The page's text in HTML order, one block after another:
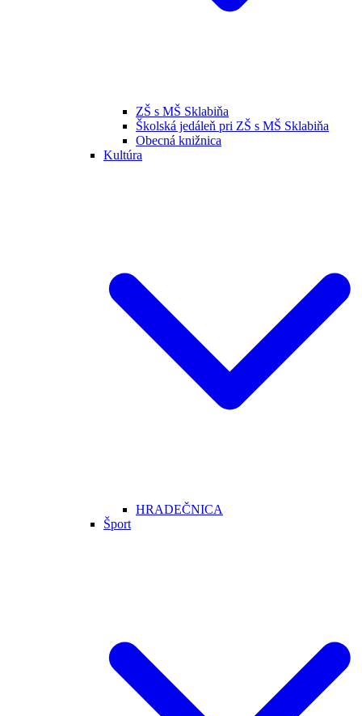
ZŠ s MŠ Sklabiňa
Školská jedáleň pri ZŠ s MŠ Sklabiňa
Obecná knižnica
Kultúra
HRADEČNICA
Šport